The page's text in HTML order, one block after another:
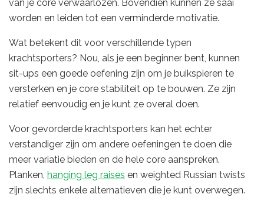
van je core verwaarlozen. Bovendien kunnen ze saai
worden en leiden tot een verminderde motivatie.
Wat betekent dit voor verschillende typen
krachtsporters? Nou, als je een beginner bent, kunnen
sit-ups een goede oefening zijn om je buikspieren te
versterken en je core stabiliteit op te bouwen. Ze zijn
relatief eenvoudig en je kunt ze overal doen.
Voor gevorderde krachtsporters kan het echter
verstandiger zijn om andere oefeningen te doen die
meer variatie bieden en de hele core aanspreken.
Planken, hanging leg raises en weighted Russian twists
zijn slechts enkele alternatieven die je kunt overwegen.